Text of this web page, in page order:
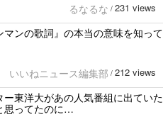
るなるな / 231 views
ンの歌詞』の本当の意味を知って
いいねニュース編集部 / 212 views
東洋大があの人気番組に出ていた
思ってたのに…